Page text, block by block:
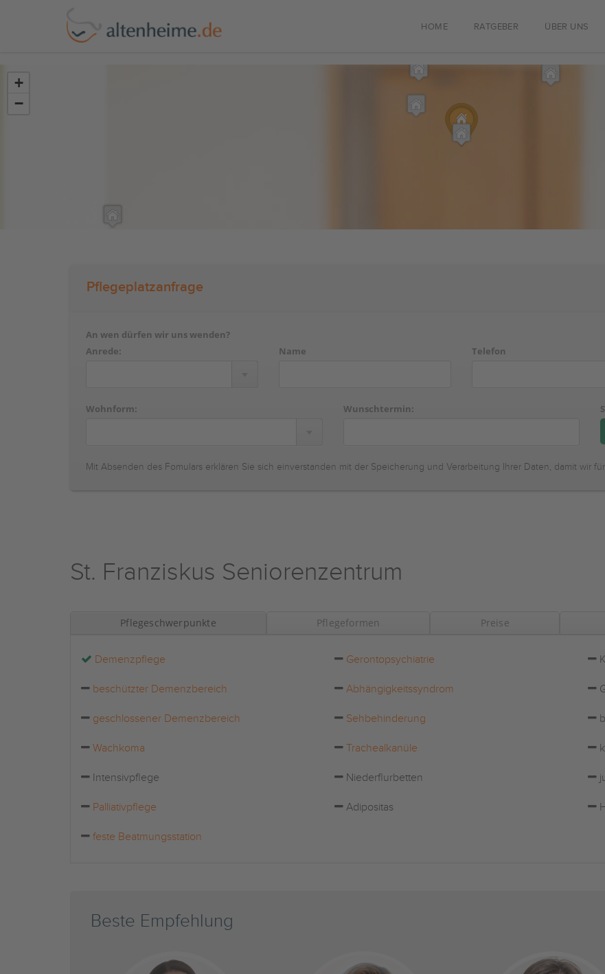
HOME RATGEBER ÜBER UNS
+
−
Pflegeplatzanfrage
An wen dürfen wir uns wenden?
Anrede:
Name Telefon
Wohnform: Wunschtermin:
Mit Absenden des Fomulars erklären Sie sich einverstanden mit der Speicherung und Verarbeitung Ihrer Daten, damit wir
St. Franziskus Seniorenzentrum
Pflegeschwerpunkte Pflegeformen Preise
Demenzpflege Gerontopsychiatrie
beschützter Demenzbereich Abhängigkeitssyndrom
geschlossener Demenzbereich Sehbehinderung
Wachkoma Trachealkanüle
Intensivpflege Niederflurbetten
Palliativpflege Adipositas
feste Beatmungsstation
Beste Empfehlung